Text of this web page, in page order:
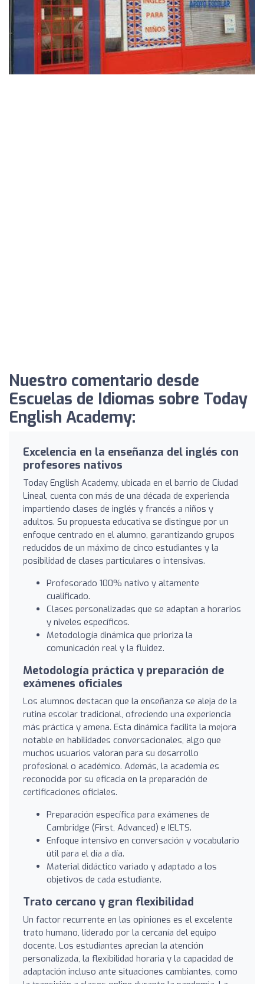
Nuestro comentario desde
Escuelas de Idiomas sobre Today
English Academy:
Excelencia en la enseñanza del inglés con
profesores nativos
Today English Academy, ubicada en el barrio de Ciudad
Lineal, cuenta con más de una década de experiencia
impartiendo clases de inglés y francés a niños y
adultos. Su propuesta educativa se distingue por un
enfoque centrado en el alumno, garantizando grupos
reducidos de un máximo de cinco estudiantes y la
posibilidad de clases particulares o intensivas.
Profesorado 100% nativo y altamente
cualificado.
Clases personalizadas que se adaptan a horarios
y niveles específicos.
Metodología dinámica que prioriza la
comunicación real y la fluidez.
Metodología práctica y preparación de
exámenes oficiales
Los alumnos destacan que la enseñanza se aleja de la
rutina escolar tradicional, ofreciendo una experiencia
más práctica y amena. Esta dinámica facilita la mejora
notable en habilidades conversacionales, algo que
muchos usuarios valoran para su desarrollo
profesional o académico. Además, la academia es
reconocida por su eficacia en la preparación de
certificaciones oficiales.
Preparación específica para exámenes de
Cambridge (First, Advanced) e IELTS.
Enfoque intensivo en conversación y vocabulario
útil para el día a día.
Material didáctico variado y adaptado a los
objetivos de cada estudiante.
Trato cercano y gran flexibilidad
Un factor recurrente en las opiniones es el excelente
trato humano, liderado por la cercanía del equipo
docente. Los estudiantes aprecian la atención
personalizada, la flexibilidad horaria y la capacidad de
adaptación incluso ante situaciones cambiantes, como